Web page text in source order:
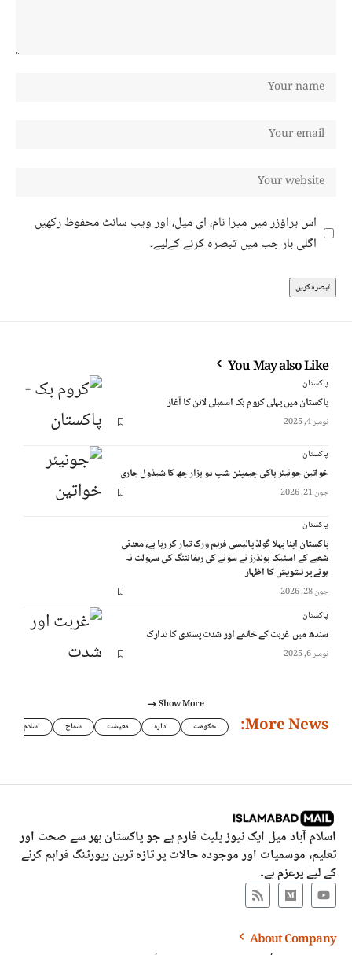
اس براؤزر میں میرا نام، ای میل، اور ویب سائٹ محفوظ رکھیں
اگلی بار جب میں تبصرہ کرنے کےلیے۔
You May also Like
پاکستان
پاکستان میں پہلی کروم بک اسمبلی لائن کا آغاز
نومبر 4, 2025
پاکستان
خواتین جونیئر ہاکی چیمپئن شپ دو ہزار چھ کا شیڈول جاری
جون 21, 2026
پاکستان
پاکستان اپنا پہلا گولڈ پالیسی فریم ورک تیار کر رہا ہے، معدنی
شعبے کے اسٹیک ہولڈرز نے سونے کی ریفائننگ کی سہولت نہ
ہونے پر تشویش کا اظہار
جون 28, 2026
پاکستان
سندھ میں غربت کے خاتمے اور شدت پسندی کا تدارک
نومبر 6, 2025
Show More
More News: حکومت ادارہ معیشت سماج اسلام
اسلام آباد میل ایک نیوز پلیٹ فارم ہے جو پاکستان بھر سے صحت اور
تعلیم، موسمیات اور موجودہ حالات پر تازہ ترین رپورٹنگ فراہم کرنے
کے لیے پرعزم ہے۔
About Company